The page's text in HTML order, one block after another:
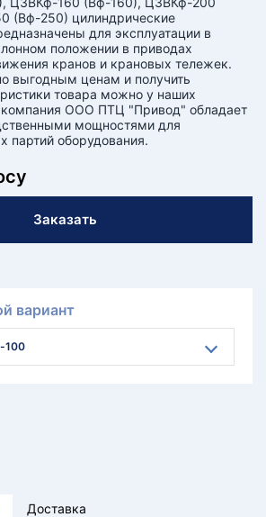
(Вф-250) цилиндрические
для эксплуатации в
положении в приводах
кранов и крановых тележек.
выгодным ценам и получить
товара можно у наших
ООО ПТЦ "Привод" обладает
мощностями для
партий оборудования.
Заказать
вариант
100
Доставка